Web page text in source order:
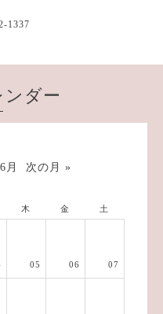
1337
ダー
月 次の月 »
木 金 土
05 06 07